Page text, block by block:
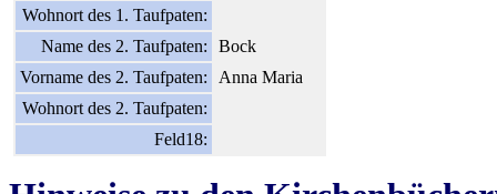
Wohnort des 1. Taufpaten:
Name des 2. Taufpaten:
Bock
Vorname des 2. Taufpaten:
Anna Maria
Wohnort des 2. Taufpaten:
Feld18: